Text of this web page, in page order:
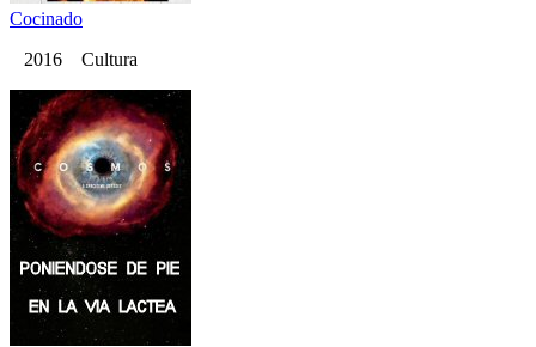
Cocinado
2016 Cultura